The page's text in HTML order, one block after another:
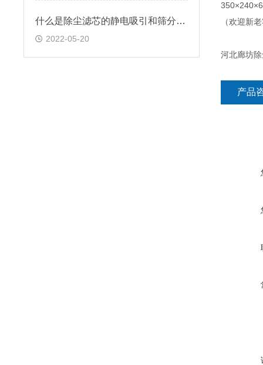
什么是除尘滤芯的静电吸引和筛分效应
2022-05-20
（欢迎新
河北廊坊
产品